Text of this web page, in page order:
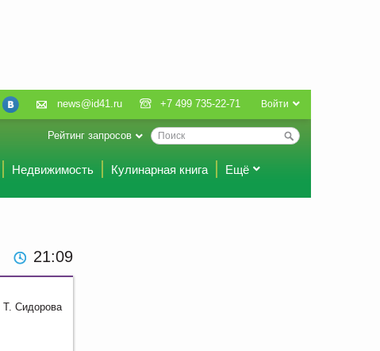
Войти
news@id41.ru +7 499 735-22-71
Рейтинг запросов
Недвижимость Кулинарная книга Ещё
21:09
Т. Сидорова